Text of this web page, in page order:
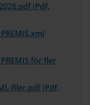
(Pdf,
för fler
filer.pdf (Pdf,